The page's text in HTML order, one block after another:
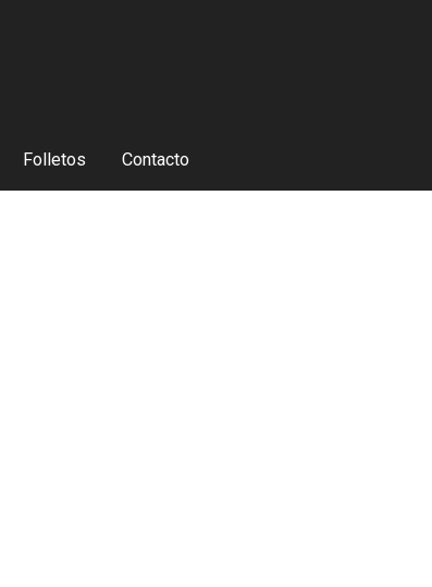
Folletos
Contacto